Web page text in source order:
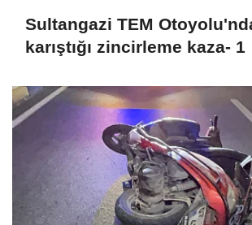
Sultangazi TEM
karıştığı zincirleme kaza- 1